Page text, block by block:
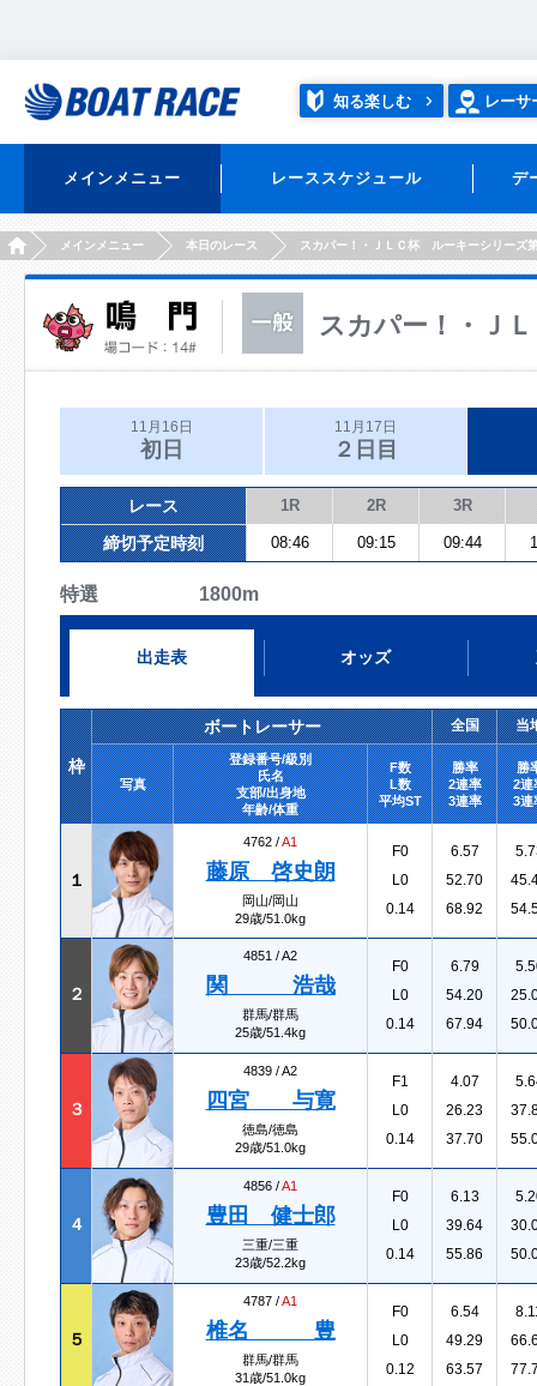
知る楽しむ レーサ
メインメニュー レーススケジュール デ
HOMEメインメニュー 本日のレース スカパー！・ＪＬＣ杯 ルーキーシリーズ
スカパー！・Ｊ
11月16日
初日
11月17日
２日目
レース 1R 2R 3R
締切予定時刻 08:46 09:15 09:44
特選 1800m
出走表 オッズ
枠
ボートレーサー 全国 当
写真
登録番号/級別
氏名
支部/出身地
年齢/体重
F数
L数
平均ST
勝率
2連率
3連率
勝
2連
3連
１
4762 /A1
藤原 啓史朗
岡山/岡山
29歳/51.0kg
F0
L0
0.14
6.57
52.70
68.92
２
4851 /A2
関 浩哉
群馬/群馬
25歳/51.4kg
F0
L0
0.14
6.79
54.20
67.94
３
4839 /A2
四宮 与寛
徳島/徳島
29歳/51.0kg
F1
L0
0.14
4.07
26.23
37.70
４
4856 /A1
豊田 健士郎
三重/三重
23歳/52.2kg
F0
L0
0.14
6.13
39.64
55.86
５
4787 /A1
椎名 豊
群馬/群馬
31歳/51.0kg
F0
L0
0.12
6.54
49.29
63.57